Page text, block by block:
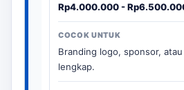
Rp4.000.000 -
Branding logo, sponsor,
lengkap.